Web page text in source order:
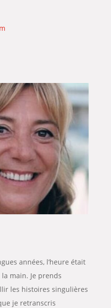
années, l’heure était
main. Je prends
les histoires singulières
je retranscris